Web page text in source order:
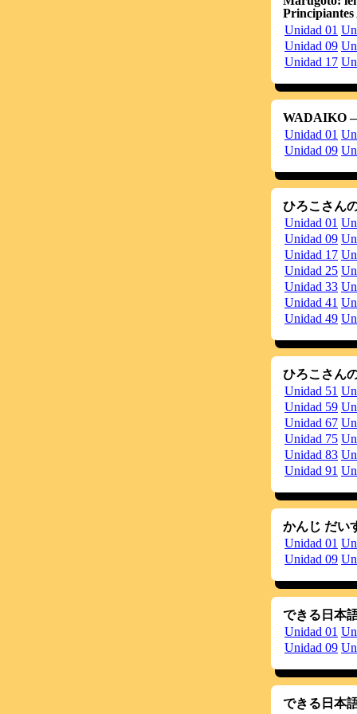
20120903
20120825
Principiantes
Unidad 01
Unidad 09
Unidad 17
WADAIKO
Unidad 01
Unidad 09
ひろこさん
Unidad 01
Unidad 09
Unidad 17
Unidad 25
Unidad 33
Unidad 41
Unidad 49
ひろこさん
Unidad 51
Unidad 59
Unidad 67
Unidad 75
Unidad 83
Unidad 91
かんじ だい
Unidad 01
Unidad 09
できる日本
Unidad 01
Unidad 09
できる日本